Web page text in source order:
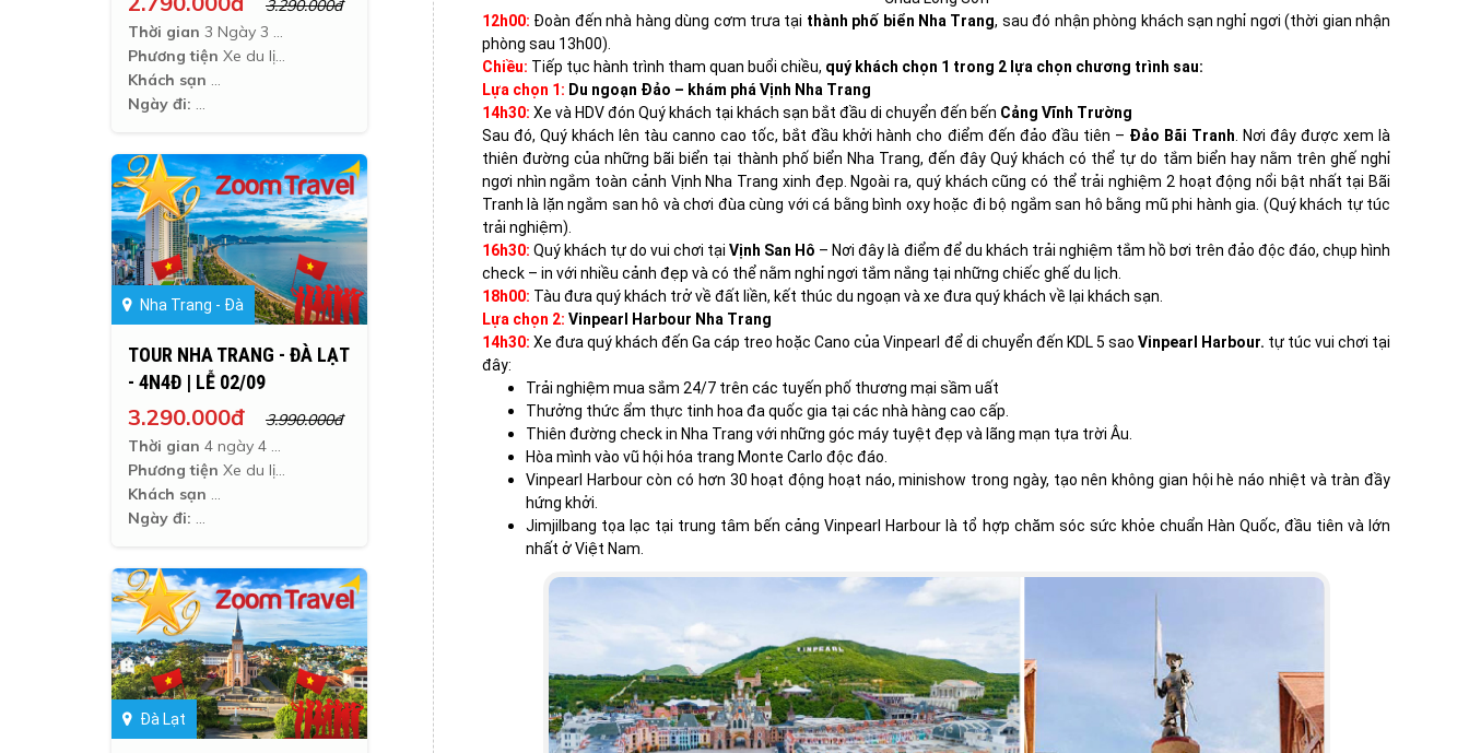
3.290.000đ
Thời gian 3 Ngày 3 Đêm
Phương tiện Xe du lịch
Khách sạn
Ngày đi:
Nha Trang - Đà
TOUR NHA TRANG - ĐÀ LẠT
- 4N4Đ | LỄ 02/09
3.290.000đ
3.990.000đ
Thời gian 4 ngày 4 đêm
Phương tiện Xe du lịch
Khách sạn
Ngày đi:
Đà Lạt
12h00: Đoàn đến nhà hàng dùng cơm trưa tại thành phố biển Nha Trang, sau đó nhận phòng khách sạn nghỉ ngơi (thời gian nhận
phòng sau 13h00).
Chiều: Tiếp tục hành trình tham quan buổi chiều, quý khách chọn 1 trong 2 lựa chọn chương trình sau:
Lựa chọn 1: Du ngoạn Đảo – khám phá Vịnh Nha Trang
14h30: Xe và HDV đón Quý khách tại khách sạn bắt đầu di chuyển đến bến Cảng Vĩnh Trường
Sau đó, Quý khách lên tàu canno cao tốc, bắt đầu khởi hành cho điểm đến đảo đầu tiên – Đảo Bãi Tranh . Nơi đây được xem là
thiên đường của những bãi biển tại thành phố biển Nha Trang, đến đây Quý khách có thể tự do tắm biển hay nằm trên ghế nghỉ
ngơi nhìn ngắm toàn cảnh Vịnh Nha Trang xinh đẹp. Ngoài ra, quý khách cũng có thể trải nghiệm 2 hoạt động nổi bật nhất tại Bãi
Tranh là lặn ngắm san hô và chơi đùa cùng với cá bằng bình oxy hoặc đi bộ ngắm san hô bằng mũ phi hành gia. (Quý khách tự túc
trải nghiệm).
16h30: Quý khách tự do vui chơi tạiVịnh San Hô – Nơi đây là điểm để du khách trải nghiệm tắm hồ bơi trên đảo độc đáo, chụp hình
check – in với nhiều cảnh đẹp và có thể nằm nghỉ ngơi tắm nắng tại những chiếc ghế du lịch.
18h00: Tàu đưa quý khách trở về đất liền, kết thúc du ngoạn và xe đưa quý khách về lại khách sạn.
Lựa chọn 2: Vinpearl Harbour Nha Trang
14h30: Xe đưa quý khách đến Ga cáp treo hoặc Cano của Vinpearl để di chuyển đến KDL 5 sao Vinpearl Harbour. tự túc vui chơi tại
đây:
Trải nghiệm mua sắm 24/7 trên các tuyến phố thương mại sầm uất
Thưởng thức ẩm thực tinh hoa đa quốc gia tại các nhà hàng cao cấp.
Thiên đường check in Nha Trang với những góc máy tuyệt đẹp và lãng mạn tựa trời Âu.
Hòa mình vào vũ hội hóa trang Monte Carlo độc đáo.
Vinpearl Harbour còn có hơn 30 hoạt động hoạt náo, minishow trong ngày, tạo nên không gian hội hè náo nhiệt và tràn đầy
hứng khởi.
Jimjilbang tọa lạc tại trung tâm bến cảng Vinpearl Harbour là tổ hợp chăm sóc sức khỏe chuẩn Hàn Quốc, đầu tiên và lớn
nhất ở Việt Nam.